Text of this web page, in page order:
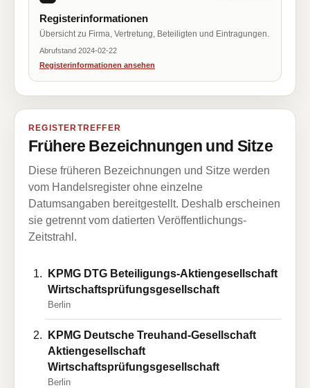
Registerinformationen
Übersicht zu Firma, Vertretung, Beteiligten und Eintragungen.
Abrufstand 2024-02-22
Registerinformationen ansehen
REGISTERTREFFER
Frühere Bezeichnungen und Sitze
Diese früheren Bezeichnungen und Sitze werden
vom Handelsregister ohne einzelne
Datumsangaben bereitgestellt. Deshalb erscheinen
sie getrennt vom datierten Veröffentlichungs-
Zeitstrahl.
KPMG DTG Beteiligungs-Aktiengesellschaft
Wirtschaftsprüfungsgesellschaft
Berlin
KPMG Deutsche Treuhand-Gesellschaft
Aktiengesellschaft
Wirtschaftsprüfungsgesellschaft
Berlin